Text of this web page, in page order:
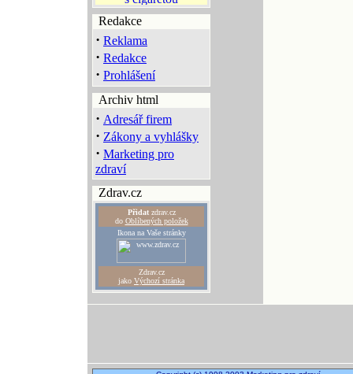
Redakce
· Reklama
· Redakce
· Prohlášení
Archiv html
· Adresář firem
· Zákony a vyhlášky
· Marketing pro
zdraví
Zdrav.cz
Přidatzdrav.cz
do Oblíbených položek
Ikona na Vaše stránky
Zdrav.cz
jako Výchozí stránka